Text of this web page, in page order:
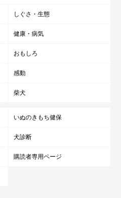
しぐさ・生態
健康・病気
おもしろ
感動
柴犬
いぬのきもち健保
犬診断
購読者専用ページ